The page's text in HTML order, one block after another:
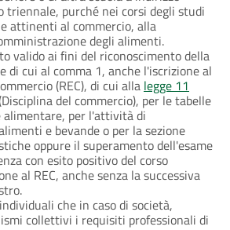
triennale, purché nei corsi degli studi
attinenti al commercio, alla
degli alimenti.
valido ai fini del riconoscimento della
di cui al comma 1, anche l'iscrizione al
(REC), di cui alla legge 11
del commercio), per le tabelle
per l'attività di
e bevande o per la sezione
oppure il superamento dell'esame
con esito positivo del corso
al REC, anche senza la successiva
che in caso di società,
collettivi i requisiti professionali di